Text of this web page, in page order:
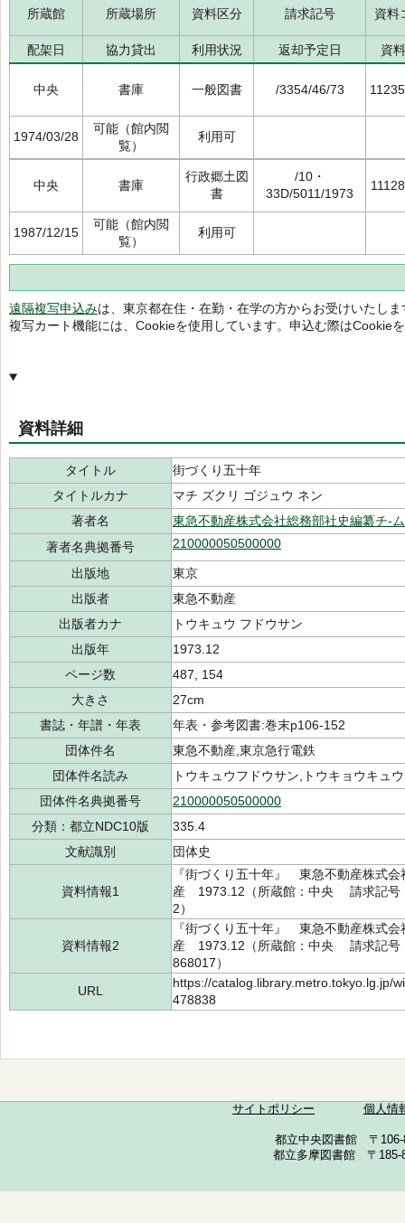
所蔵館 所蔵場所 資料区分 請求記号 資料
配架日 協力貸出 利用状況 返却予定日 資
中央 書庫 一般図書 /3354/46/73
1974/03/28
可能（館内閲
覧）
利用可
中央 書庫
行政郷土図
書
/10・
33D/5011/1973
1987/12/15
可能（館内閲
覧）
利用可
遠隔複写申込みは、東京都在住・在勤・在学の方からお受けいたしま
複写カート機能には、Cookieを使用しています。申込む際はCookie
資料詳細
タイトル
街づくり五十年
タイトルカナ
マチ ズクリ ゴジュウ ネン
著者名
東急不動産株式会社総務部社史編纂チ-ム
著者名典拠番号
210000050500000
出版地
東京
出版者
東急不動産
出版者カナ
トウキュウ フドウサン
出版年
1973.12
ページ数
487, 154
大きさ
27cm
書誌・年譜・年表
年表・参考図書:巻末p106-152
団体件名
東急不動産,東京急行電鉄
団体件名読み
トウキュウフドウサン,トウキョウキュ
団体件名典拠番号
210000050500000
分類：都立NDC10版
335.4
文献識別
団体史
資料情報1
『街づくり五十年』 東急不動産株式
産 1973.12（所蔵館：中央 請求記号
2）
資料情報2
『街づくり五十年』 東急不動産株式
産 1973.12（所蔵館：中央 請求記号
868017）
URL
https://catalog.library.metro.tokyo.lg.jp/
478838
サイトポリシー 個人情
都立中央図書館 〒
都立多摩図書館 〒185-